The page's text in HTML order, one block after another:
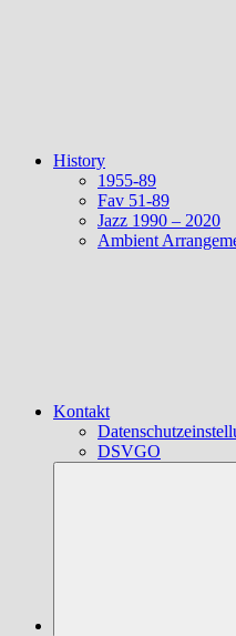
History
1955-89
Fav 51-89
Jazz 1990 – 2020
Ambient
Kontakt
DSVGO